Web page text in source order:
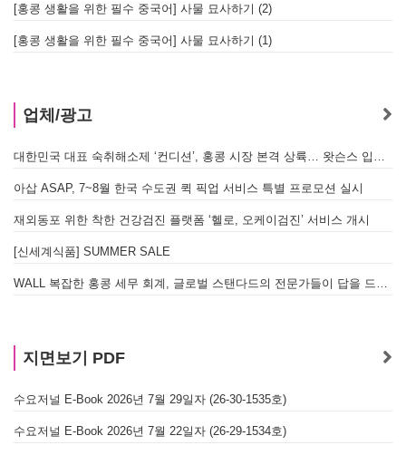
[홍콩 생활을 위한 필수 중국어] 사물 묘사하기 (2)
[홍콩 생활을 위한 필수 중국어] 사물 묘사하기 (1)
업체/광고
대한민국 대표 숙취해소제 ‘컨디션’, 홍콩 시장 본격 상륙… 왓슨스 입점 기념 할인 행사 진행
아삽 ASAP, 7~8월 한국 수도권 퀵 픽업 서비스 특별 프로모션 실시
재외동포 위한 착한 건강검진 플랫폼 ‘헬로, 오케이검진’ 서비스 개시
[신세계식품] SUMMER SALE
WALL 복잡한 홍콩 세무 회계, 글로벌 스탠다드의 전문가들이 답을 드립니다! - 법인설립, 회계, 감사
지면보기 PDF
수요저널 E-Book 2026년 7월 29일자 (26-30-1535호)
수요저널 E-Book 2026년 7월 22일자 (26-29-1534호)